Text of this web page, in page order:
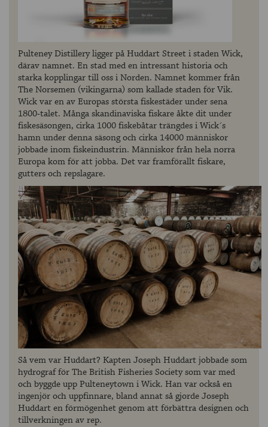
Pulteney Distillery ligger på Huddart Street i staden Wick,
därav namnet. En stad med en intressant historia och
starka kopplingar till oss i Norden. Namnet kommer från
The Norsemen (vikingarna) som kallade staden för Vik.
Wick var en av Europas största fiskestäder under sena
1800-talet. Många skandinaviska fiskare åkte dit under
fiskesäsongen, cirka 1000 fiskebåtar trängdes i Wick´s
hamn under denna säsong och cirka 14000 människor
jobbade inom fiskeindustrin. Människor från hela norra
Europa kom för att jobba. Det var framförallt fiskare,
gutters och repslagare.
Så vem var Huddart? Kapten Joseph Huddart jobbade som
hydrograf för The British Fisheries Society som var med
och byggde upp Pulteneytown i Wick. Han var också en
ingenjör och uppfinnare, bland annat så gjorde Joseph
Huddart en förmögenhet genom att förbättra designen och
tillverkningen av rep.